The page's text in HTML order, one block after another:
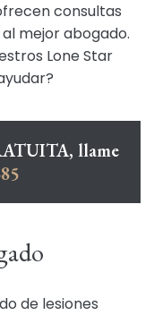
consultas
mejor abogado.
Lone Star
llame
de lesiones